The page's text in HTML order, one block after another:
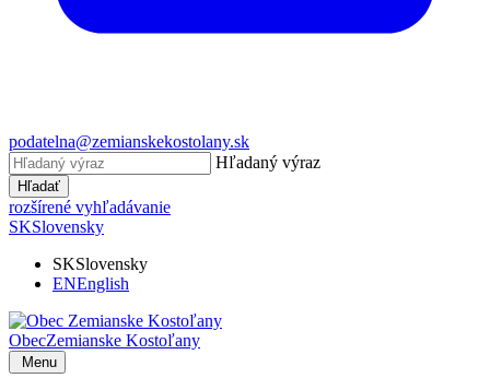
podatelna@zemianskekostolany.sk
Hľadaný výraz
Hľadať
rozšírené vyhľadávanie
SKSlovensky
SKSlovensky
ENEnglish
ObecZemianske Kostoľany
Menu